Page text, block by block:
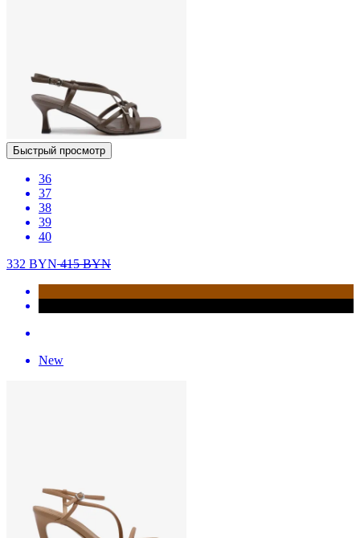
Быстрый просмотр
36
37
38
39
40
332 BYN415BYN
New